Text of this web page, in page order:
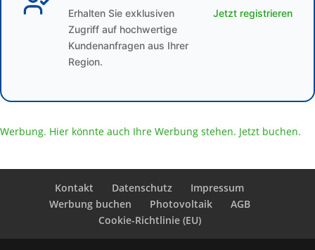
Erhalten Sie exklusiven
Zugriff auf hochwertige
Kundenanfragen aus Ihrer
Region.
Jetzt registrieren
Werbung. Hier könnte auch Ihre Werbung stehen. Jetzt buchen.
Kontakt Datenschutz
Impressum
Werbung buchen
Photovoltaik
AGB
Cookie-Richtlinie (EU)